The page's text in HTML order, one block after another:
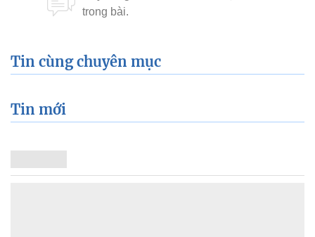
Tin cùng chuyên mục
Tin mới